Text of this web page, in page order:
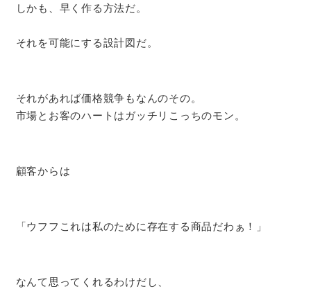
しかも、早く作る方法だ。
それを可能にする設計図だ。
それがあれば価格競争もなんのその。
市場とお客のハートはガッチリこっちのモン。
顧客からは
「ウフフこれは私のために存在する商品だわぁ！」
なんて思ってくれるわけだし、